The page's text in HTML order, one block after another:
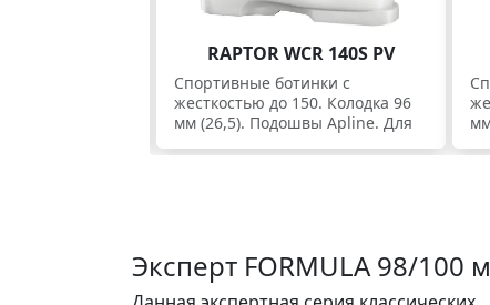
RAPTOR WCR 140S PV
Спортивные ботинки с
жесткостью до 150. Колодка 96
мм (26,5). Подошвы Apline. Для
Эксперт FORMULA 98/100